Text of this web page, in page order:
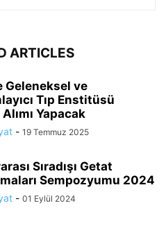
ARTICLES
Geleneksel ve
Tıp Enstitüsü
Yapacak
- 19 Temmuz 2025
Sıradışı Getat
Sempozyumu 2024
- 01 Eylül 2024